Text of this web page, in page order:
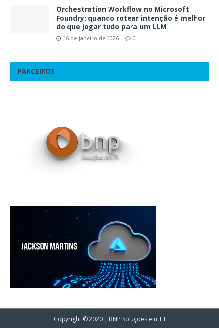
Orchestration Workflow no Microsoft
Foundry: quando rotear intenção é melhor
do que jogar tudo para um LLM
16 de janeiro de 2026 0
PARCEIROS
Copyright © 2020 | BNP Soluções em T.I